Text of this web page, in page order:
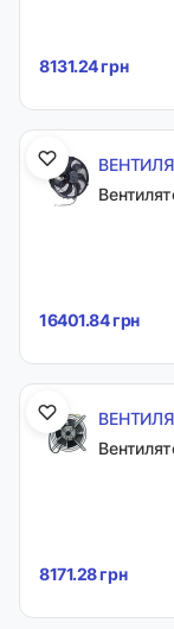
8131.24 грн
16401.84 грн
8171.28 грн